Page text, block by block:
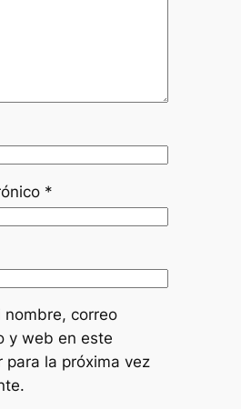
*
nombre, correo
y web en este
para la próxima vez